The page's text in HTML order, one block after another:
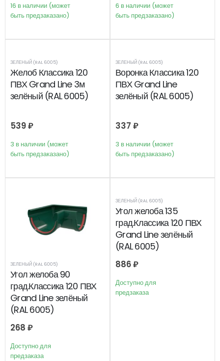
16 в наличии (может
быть предзаказано)
6 в наличии (может
быть предзаказано)
ЗЕЛЕНЫЙ (RAL 6005)
Желоб Классика 120
ПВХ Grand Line 3м
зелёный (RAL 6005)
539₽
3 в наличии (может
быть предзаказано)
ЗЕЛЕНЫЙ (RAL 6005)
Воронка Классика 120
ПВХ Grand Line
зелёный (RAL 6005)
337 ₽
3 в наличии (может
быть предзаказано)
ЗЕЛЕНЫЙ (RAL 6005)
Угол желоба 90
град.Классика 120 ПВХ
Grand Line зелёный
(RAL 6005)
268 ₽
Доступно для
предзаказа
ЗЕЛЕНЫЙ (RAL 6005)
Угол желоба 135
град.Классика 120 ПВХ
Grand Line зелёный
(RAL 6005)
886₽
Доступно для
предзаказа